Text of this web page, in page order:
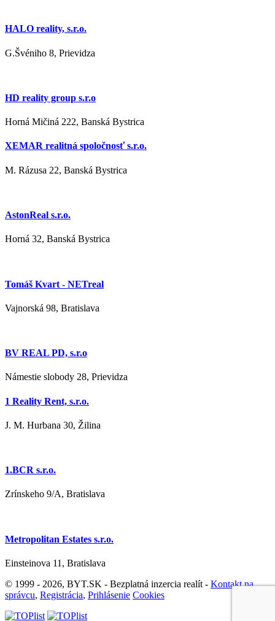
HALO reality, s.r.o.
G.Švéniho 8, Prievidza
HD reality group s.r.o
Horná Mičiná 222, Banská Bystrica
XEMAR realitná spoločnosť s.r.o.
M. Rázusa 22, Banská Bystrica
AstonReal s.r.o.
Horná 32, Banská Bystrica
Tomáš Kvart - NETreal
Vajnorská 98, Bratislava
BV REAL PD, s.r.o
Námestie slobody 28, Prievidza
1 Reality Rent, s.r.o.
J. M. Hurbana 30, Žilina
1.BCR s.r.o.
Zrínskeho 9/A, Bratislava
Metropolitan Estates s.r.o.
Einsteinova 11, Bratislava
© 1999 - 2026, BYT.SK - Bezplatná inzercia realít - Kontakt na
správcu, Registrácia, Prihlásenie Cookies